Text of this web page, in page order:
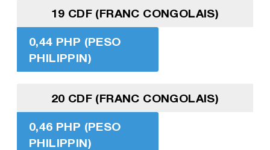
19 CDF (FRANC CONGOLAIS)
0,44 PHP (PESO
PHILIPPIN)
20 CDF (FRANC CONGOLAIS)
0,46 PHP (PESO
PHILIPPIN)